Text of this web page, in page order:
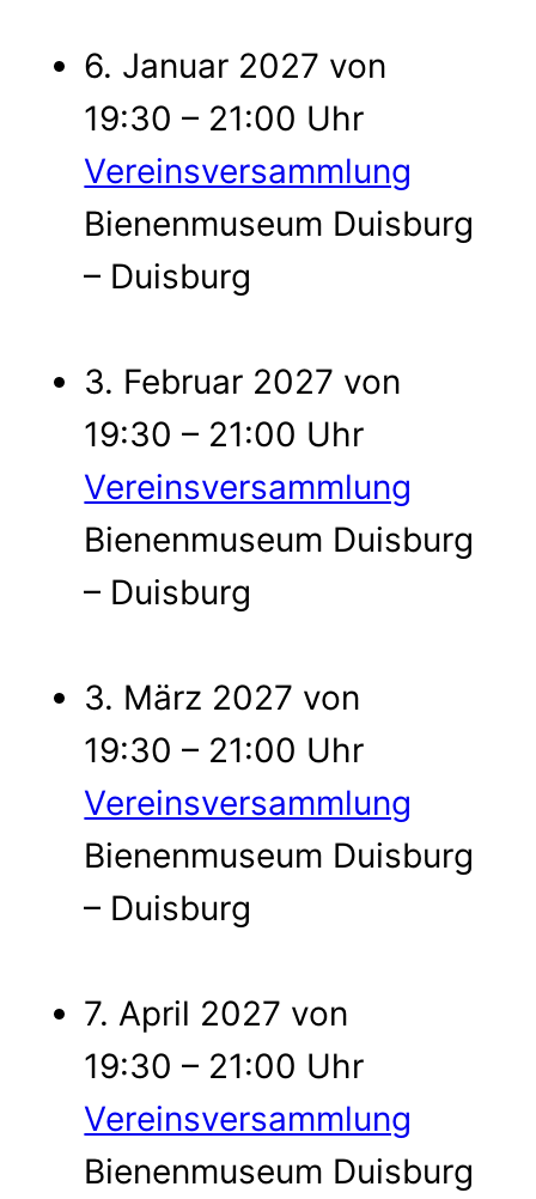
6. Januar 2027 von
19:30 – 21:00 Uhr
Vereinsversammlung
Bienenmuseum Duisburg
– Duisburg
3. Februar 2027 von
19:30 – 21:00 Uhr
Vereinsversammlung
Bienenmuseum Duisburg
– Duisburg
3. März 2027 von
19:30 – 21:00 Uhr
Vereinsversammlung
Bienenmuseum Duisburg
– Duisburg
7. April 2027 von
19:30 – 21:00 Uhr
Vereinsversammlung
Bienenmuseum Duisburg